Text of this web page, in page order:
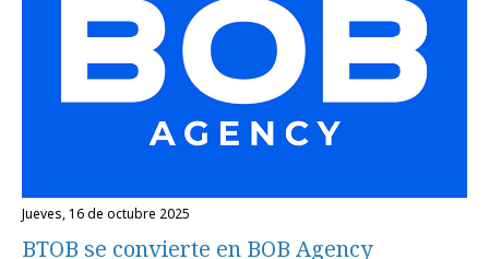
jueves, 16 de octubre 2025
BTOB se convierte en BOB Agency